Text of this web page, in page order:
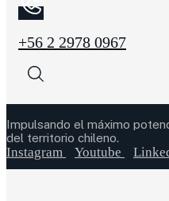
+56 2 2978 0967
Impulsando el máximo
del territorio chileno.
Instagram Youtube